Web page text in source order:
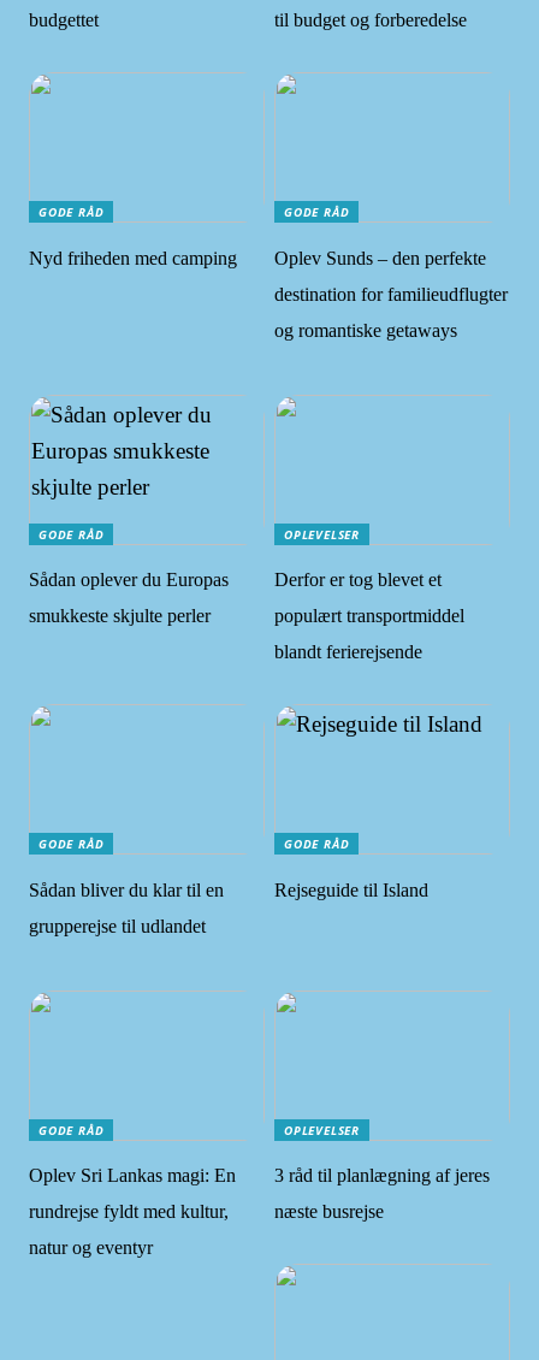
budgettet til budget og forberedelse
GODE RÅD
Nyd friheden med camping
GODE RÅD
Oplev Sunds – den perfekte
destination for familieudflugter
og romantiske getaways
GODE RÅD
Sådan oplever du Europas
smukkeste skjulte perler
OPLEVELSER
Derfor er tog blevet et
populært transportmiddel
blandt ferierejsende
GODE RÅD
Sådan bliver du klar til en
grupperejse til udlandet
GODE RÅD
Rejseguide til Island
GODE RÅD
Oplev Sri Lankas magi: En
rundrejse fyldt med kultur,
natur og eventyr
OPLEVELSER
3 råd til planlægning af jeres
næste busrejse